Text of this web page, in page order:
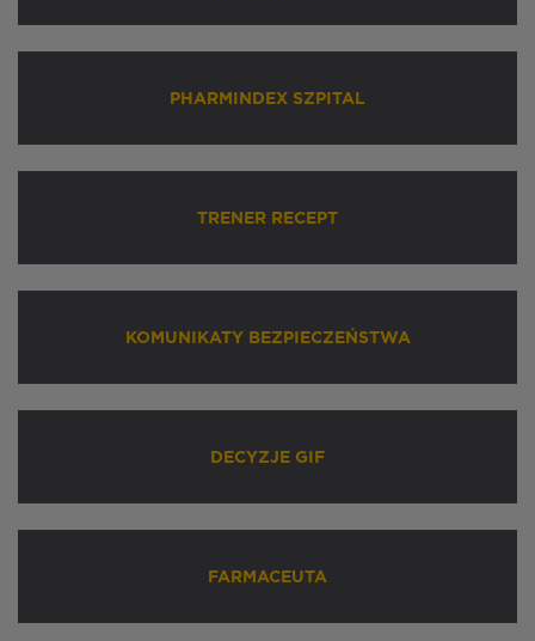
PHARMINDEX SZPITAL
TRENER RECEPT
KOMUNIKATY BEZPIECZEŃSTWA
DECYZJE GIF
FARMACEUTA